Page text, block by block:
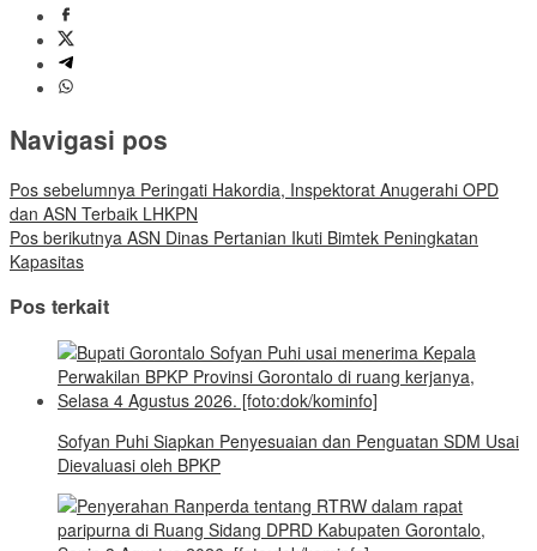
Navigasi pos
Pos sebelumnya Peringati Hakordia, Inspektorat Anugerahi OPD
dan ASN Terbaik LHKPN
Pos berikutnya ASN Dinas Pertanian Ikuti Bimtek Peningkatan
Kapasitas
Pos terkait
Sofyan Puhi Siapkan Penyesuaian dan Penguatan SDM Usai
Dievaluasi oleh BPKP